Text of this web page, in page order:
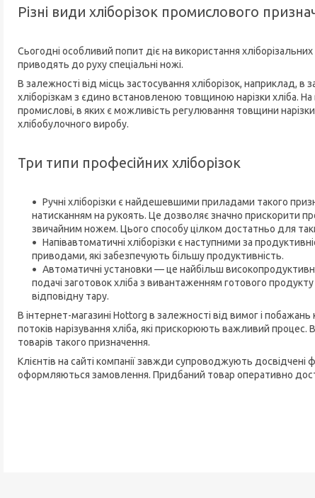
Різні види хліборізок промислового
Сьогодні особливий попит діє на використання
приводять до руху спеціальні ножі.
В залежності від місць застосування хліборізок, наприклад,
хліборізкам з єдино встановленою товщиною нарізки хліба.
промислові, в яких є можливість регулювання товщини
хлібобулочного виробу.
Три типи професійних хліборізок
Ручні хліборізки є найдешевшими приладами такого
натисканням на рукоять. Це дозволяє значно прискорити
звичайним ножем. Цього способу цілком достатньо для
Напівавтоматичні хліборізки є наступними за
приводами, які забезпечують більшу продуктивність.
Автоматичні установки — це найбільш
подачі заготовок хліба з вивантаженням готового
відповідну тару.
В інтернет-магазині Hottorg в залежності від вимог і
потоків нарізування хліба, які прискорюють важливий
товарів такого призначення.
Клієнтів на сайті компанії завжди супроводжують досвідчені
оформляються замовлення. Придбаний товар оперативно